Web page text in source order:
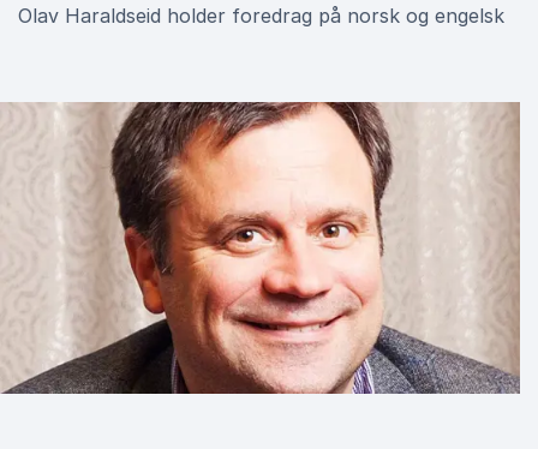
Olav Haraldseid holder foredrag på norsk og engelsk